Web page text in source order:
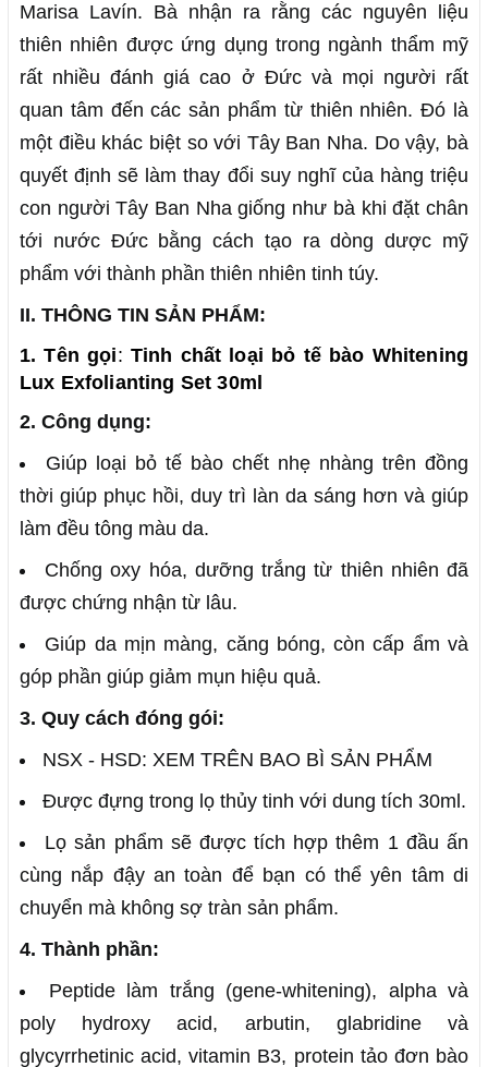
Marisa Lavín. Bà nhận ra rằng các nguyên liệu
thiên nhiên được ứng dụng trong ngành thẩm mỹ
rất nhiều đánh giá cao ở Đức và mọi người rất
quan tâm đến các sản phẩm từ thiên nhiên. Đó là
một điều khác biệt so với Tây Ban Nha. Do vậy, bà
quyết định sẽ làm thay đổi suy nghĩ của hàng triệu
con người Tây Ban Nha giống như bà khi đặt chân
tới nước Đức bằng cách tạo ra dòng dược mỹ
phẩm với thành phần thiên nhiên tinh túy.
II. THÔNG TIN SẢN PHẨM:
1. Tên gọi: Tinh chất loại bỏ tế bào Whitening
Lux Exfolianting Set 30ml
2. Công dụng:
Giúp loại bỏ tế bào chết nhẹ nhàng trên đồng
thời giúp phục hồi, duy trì làn da sáng hơn và giúp
làm đều tông màu da.
Chống oxy hóa, dưỡng trắng từ thiên nhiên đã
được chứng nhận từ lâu.
Giúp da mịn màng, căng bóng, còn cấp ẩm và
góp phần giúp giảm mụn hiệu quả.
3. Quy cách đóng gói:
NSX - HSD: XEM TRÊN BAO BÌ SẢN PHẨM
Được đựng trong lọ thủy tinh với dung tích 30ml.
Lọ sản phẩm sẽ được tích hợp thêm 1 đầu ấn
cùng nắp đậy an toàn để bạn có thể yên tâm di
chuyển mà không sợ tràn sản phẩm.
4. Thành phần:
Peptide làm trắng (gene-whitening), alpha và
poly hydroxy acid, arbutin, glabridine và
glycyrrhetinic acid, vitamin B3, protein tảo đơn bào